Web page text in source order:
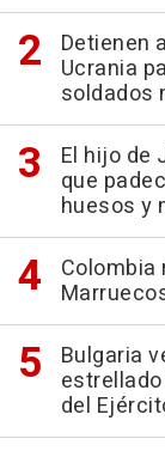
Detienen
Ucrania
soldados
El hijo de
que
huesos y
Colombia
Bulgaria
del